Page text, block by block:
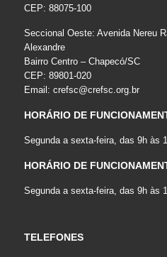
CEP: 88075-100
Seccional Oeste: Avenida Nereu
Alexandre
Bairro Centro – Chapecó/SC
CEP: 89801-020
Email: crefsc@crefsc.org.br
HORÁRIO DE
Segunda a sexta-feira, das 9h às
HORÁRIO DE
Segunda a sexta-feira, das 9h às
TELEFONES